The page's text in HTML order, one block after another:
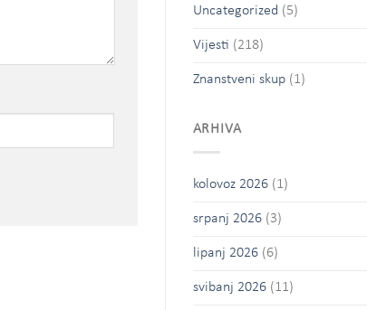
Uncategorized (5)
Vijesti (218)
Znanstveni skup(1)
ARHIVA
kolovoz 2026(1)
srpanj 2026(3)
lipanj 2026(6)
svibanj 2026(11)